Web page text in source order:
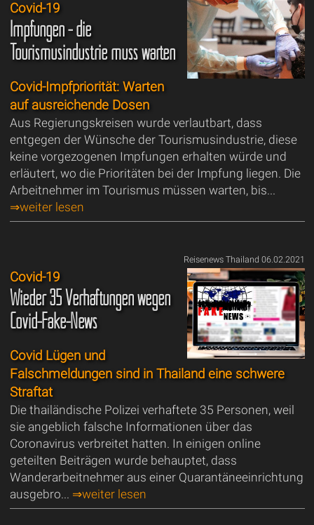
Covid-19
Impfungen - die
Tourismusindustrie muss warten
Covid-Impfpriorität: Warten
auf ausreichende Dosen
Aus Regierungskreisen wurde verlautbart, dass
entgegen der Wünsche der Tourismusindustrie, diese
keine vorgezogenen Impfungen erhalten würde und
erläutert, wo die Prioritäten bei der Impfung liegen. Die
Arbeitnehmer im Tourismus müssen warten, bis...
⇒weiter lesen
Reisenews Thailand 06.02.2021
Covid-19
Wieder 35 Verhaftungen wegen
Covid-Fake-News
Covid Lügen und
Falschmeldungen sind in Thailand eine schwere
Straftat
Die thailändische Polizei verhaftete 35 Personen, weil
sie angeblich falsche Informationen über das
Coronavirus verbreitet hatten. In einigen online
geteilten Beiträgen wurde behauptet, dass
Wanderarbeitnehmer aus einer Quarantäneeinrichtung
ausgebro... ⇒weiter lesen